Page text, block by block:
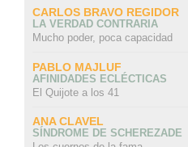
CARLOS BRAVO REGIDOR
LA VERDAD CONTRARIA
Mucho poder, poca capacidad
PABLO MAJLUF
AFINIDADES ECLÉCTICAS
El Quijote a los 41
ANA CLAVEL
SÍNDROME DE SCHEREZADE